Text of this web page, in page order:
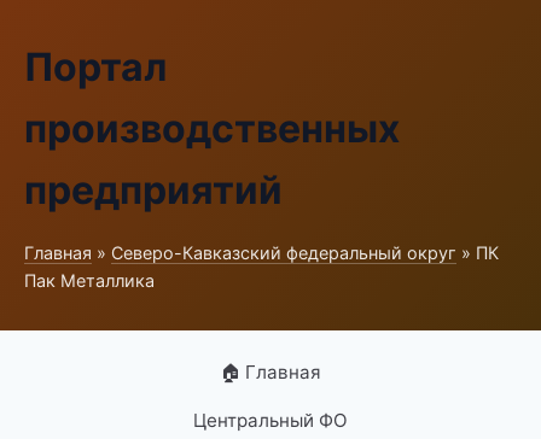
Портал
производственных
предприятий
Главная » Северо-Кавказский федеральный округ » ПК
Пак Металлика
🏠 Главная
Центральный ФО